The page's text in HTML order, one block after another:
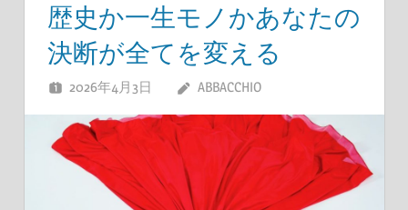
歴史か一生モノかあなたの
決断が全てを変える
2026年4月3日 ABBACCHIO